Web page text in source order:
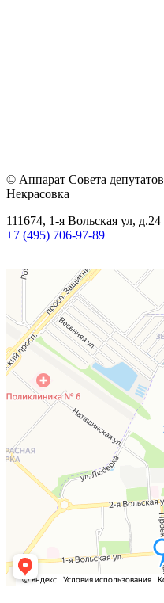
© Аппарат Совета
Некрасовка
111674, 1-я Вольская ул, д.24
+7 (495) 706-97-89